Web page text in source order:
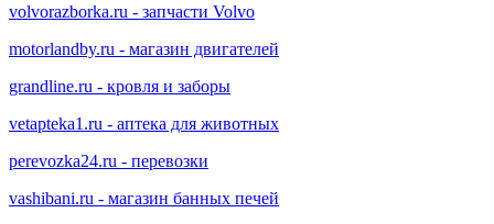
volvorazborka.ru - запчасти Volvo
motorlandby.ru - магазин двигателей
grandline.ru - кровля и заборы
vetapteka1.ru - аптека для животных
perevozka24.ru - перевозки
vashibani.ru - магазин банных печей